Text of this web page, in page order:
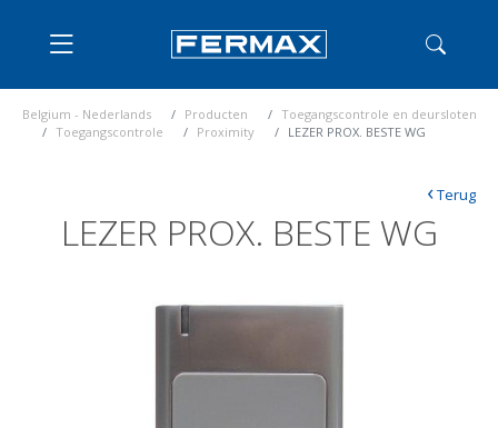
Belgium - Nederlands Producten
Toegangscontrole en deursloten
Toegangscontrole
Proximity LEZER PROX. BESTE WG
LEZER PROX. BESTE WG
‹Terug